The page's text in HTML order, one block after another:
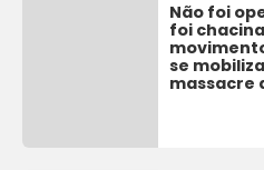
Não foi
foi
se
massacre